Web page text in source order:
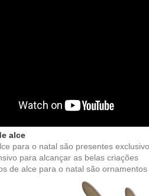
alce
para o natal são presentes
para alcançar as belas criações
de alce para o natal são